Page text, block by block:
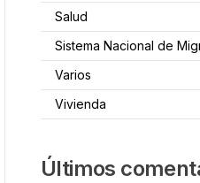
Salud
Sistema Nacional de
Varios
Vivienda
Últimos